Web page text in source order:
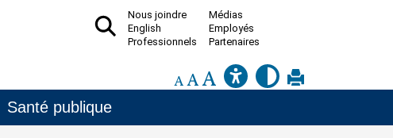
Nous joindre
Médias
English
Employés
Professionnels
Partenaires
Santé publique